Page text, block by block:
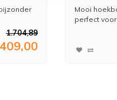
1.704,89
Mooi
perfect voor